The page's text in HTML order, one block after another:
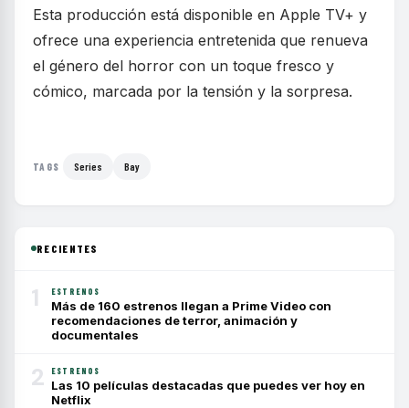
Esta producción está disponible en Apple TV+ y
ofrece una experiencia entretenida que renueva
el género del horror con un toque fresco y
cómico, marcada por la tensión y la sorpresa.
TAGS Series Bay
RECIENTES
1 ESTRENOS
Más de 160 estrenos llegan a Prime Video con
recomendaciones de terror, animación y
documentales
2 ESTRENOS
Las 10 películas destacadas que puedes ver hoy en
Netflix